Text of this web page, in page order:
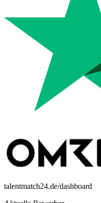
talentmatch24.de/dashboard